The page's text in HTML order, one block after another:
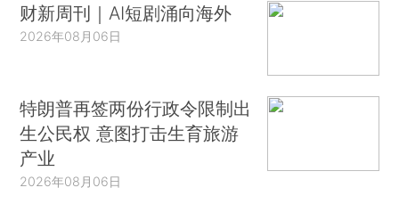
财新周刊｜AI短剧涌向海外
2026年08月06日
特朗普再签两份行政令限制出
生公民权 意图打击生育旅游
产业
2026年08月06日